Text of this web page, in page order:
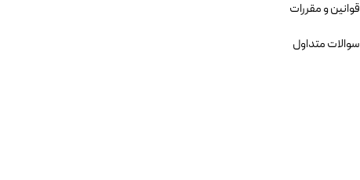
قوانین و مقررات
سوالات متداول